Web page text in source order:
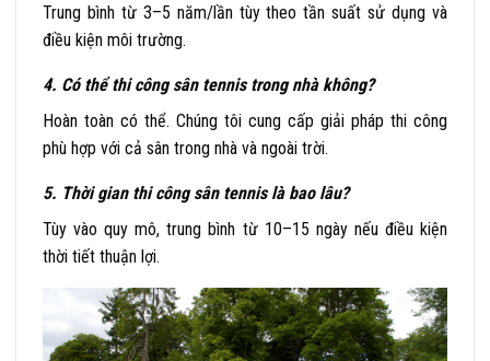
Trung bình từ 3–5 năm/lần tùy theo tần suất sử dụng và
điều kiện môi trường.
4. Có thể thi công sân tennis trong nhà không?
Hoàn toàn có thể. Chúng tôi cung cấp giải pháp thi công
phù hợp với cả sân trong nhà và ngoài trời.
5. Thời gian thi công sân tennis là bao lâu?
Tùy vào quy mô, trung bình từ 10–15 ngày nếu điều kiện
thời tiết thuận lợi.